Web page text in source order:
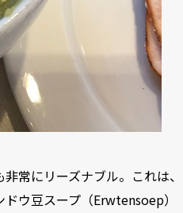
常にリーズナブル。これは、
ウ豆スープ（Erwtensoep）